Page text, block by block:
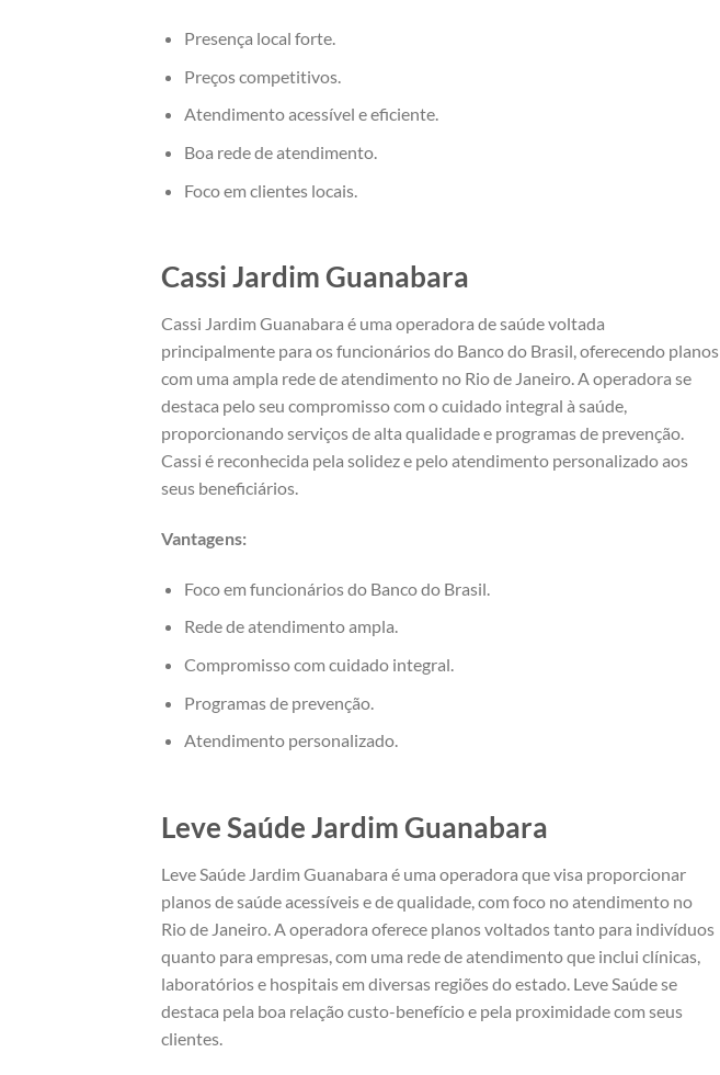
Presença local forte.
Preços competitivos.
Atendimento acessível e eficiente.
Boa rede de atendimento.
Foco em clientes locais.
Cassi Jardim Guanabara
Cassi Jardim Guanabara é uma operadora de saúde voltada
principalmente para os funcionários do Banco do Brasil, oferecendo planos
com uma ampla rede de atendimento no Rio de Janeiro. A operadora se
destaca pelo seu compromisso com o cuidado integral à saúde,
proporcionando serviços de alta qualidade e programas de prevenção.
Cassi é reconhecida pela solidez e pelo atendimento personalizado aos
seus beneficiários.
Vantagens:
Foco em funcionários do Banco do Brasil.
Rede de atendimento ampla.
Compromisso com cuidado integral.
Programas de prevenção.
Atendimento personalizado.
Leve Saúde Jardim Guanabara
Leve Saúde Jardim Guanabara é uma operadora que visa proporcionar
planos de saúde acessíveis e de qualidade, com foco no atendimento no
Rio de Janeiro. A operadora oferece planos voltados tanto para indivíduos
quanto para empresas, com uma rede de atendimento que inclui clínicas,
laboratórios e hospitais em diversas regiões do estado. Leve Saúde se
destaca pela boa relação custo-benefício e pela proximidade com seus
clientes.